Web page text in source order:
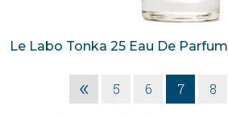
Le Labo Tonka 25 Eau De Parfum
« 5 6 7 8